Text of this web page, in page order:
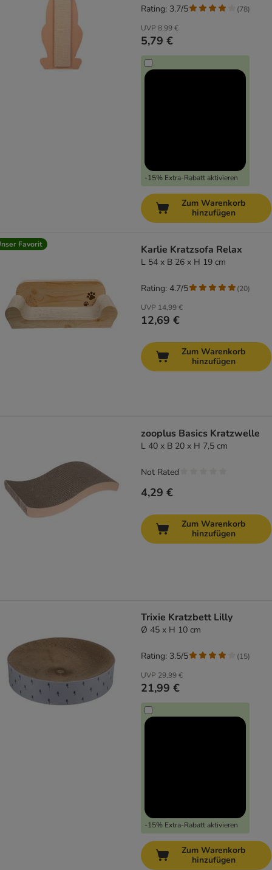
UVP 8,99 €
5,79 €
-15% Extra-Rabatt aktivieren
Rating: 3.7/5 (78)
Zum Warenkorb
hinzufügen
Favorit Karlie Kratzsofa Relax
L 54 x B 26 x H 19 cm
UVP 14,99 €
12,69 €
Rating: 4.7/5 (20)
Zum Warenkorb
hinzufügen
zooplus Basics Kratzwelle
L 40 x B 20 x H 7,5 cm
4,29 €
Not Rated
Zum Warenkorb
hinzufügen
Trixie Kratzbett Lilly
Ø 45 x H 10 cm
UVP 29,99 €
21,99 €
-15% Extra-Rabatt aktivieren
Rating: 3.5/5 (15)
Zum Warenkorb
hinzufügen